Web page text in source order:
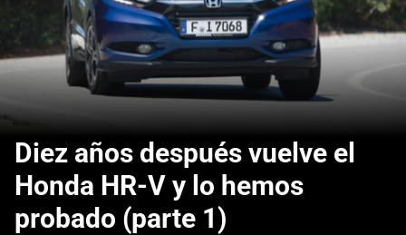
Diez años después vuelve el
Honda HR-V y lo hemos
probado (parte 1)